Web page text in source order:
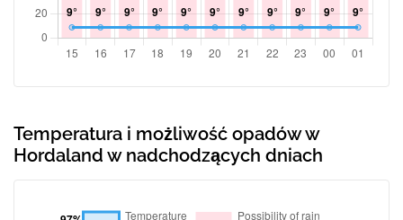
Temperatura i możliwość opadów w
Hordaland w nadchodzących dniach